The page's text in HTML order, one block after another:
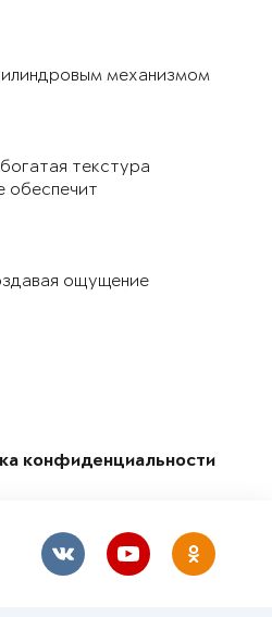
механизмом
текстура
обеспечит
ощущение
конфиденциальности